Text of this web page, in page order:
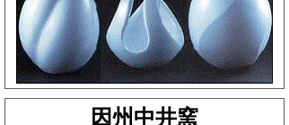
因州中井窯